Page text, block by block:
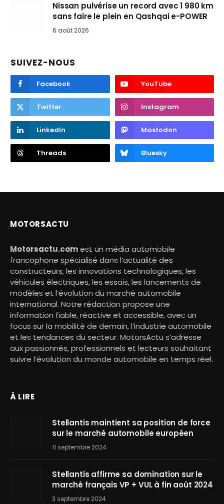
Nissan pulvérise un record avec 1 980 km
sans faire le plein en Qashqai e-POWER
6 août 2026
SUIVEZ-NOUS
Facebook YouTube
Twitter Instagram
LinkedIn Mastodon
Threads Bluesky
MOTORSACTU
Motorsactu.comest un média automobile
francophone spécialisé dans l’actualité des
constructeurs, les innovations technologiques, les
véhicules électriques, les essais, les lancements de
modèles et l’évolution du marché automobile
international. Notre rédaction propose une
information fiable, réactive et accessible, avec un
focus sur la mobilité de demain, l’industrie automobile
et les tendances du secteur. MotorsActu s’adresse
aux passionnés, professionnels et lecteurs souhaitant
suivre l’évolution du monde automobile en temps réel.
À LIRE
Stellantis maintient sa position de force
sur le marché automobile européen
11 septembre 2024
Stellantis affirme sa domination sur le
marché français VP + VUL à fin août 2024
3 septembre 2024